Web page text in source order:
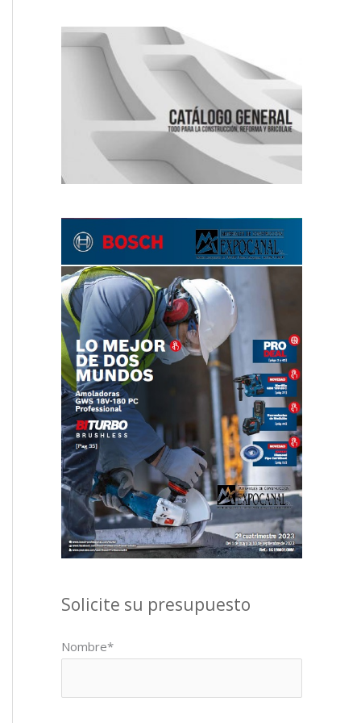
Solicite su presupuesto
Nombre*